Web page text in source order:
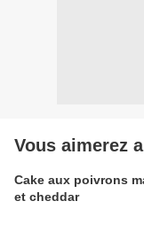
Vous aimerez
Cake aux poivrons
et cheddar